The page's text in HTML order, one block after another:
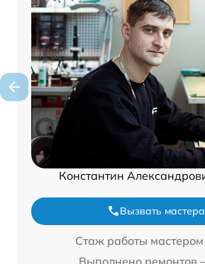
Константин
Вызвать мастера
Стаж работы мастером
Выполнено ремонтов –